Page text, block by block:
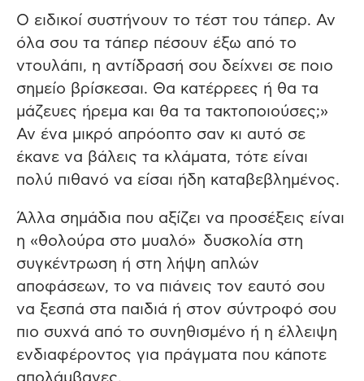
Ο ειδικοί συστήνουν το τέστ του τάπερ. Αν
όλα σου τα τάπερ πέσουν έξω από το
ντουλάπι, η αντίδρασή σου δείχνει σε ποιο
σημείο βρίσκεσαι. Θα κατέρρεες ή θα τα
μάζευες ήρεμα και θα τα τακτοποιούσες;»
Αν ένα μικρό απρόοπτο σαν κι αυτό σε
έκανε να βάλεις τα κλάματα, τότε είναι
πολύ πιθανό να είσαι ήδη καταβεβλημένος.
Άλλα σημάδια που αξίζει να προσέξεις είναι
η «θολούρα στο μυαλό» δυσκολία στη
συγκέντρωση ή στη λήψη απλών
αποφάσεων, το να πιάνεις τον εαυτό σου
να ξεσπά στα παιδιά ή στον σύντροφό σου
πιο συχνά από το συνηθισμένο ή η έλλειψη
ενδιαφέροντος για πράγματα που κάποτε